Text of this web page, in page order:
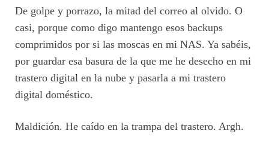
De golpe y porrazo, la mitad del correo al olvido. O
casi, porque como digo mantengo esos backups
comprimidos por si las moscas en mi NAS. Ya sabéis,
por guardar esa basura de la que me he desecho en mi
trastero digital en la nube y pasarla a mi trastero
digital doméstico.
Maldición. He caído en la trampa del trastero. Argh.